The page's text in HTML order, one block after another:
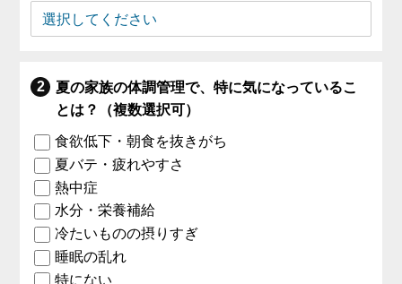
夏の家族の体調管理で、特に気になっているこ
とは？（複数選択可）
食欲低下・朝食を抜きがち
夏バテ・疲れやすさ
熱中症
水分・栄養補給
冷たいものの摂りすぎ
睡眠の乱れ
特にない